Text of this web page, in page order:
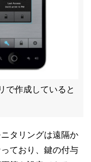
で作成していると
タリングは遠隔か
ており、鍵の付与